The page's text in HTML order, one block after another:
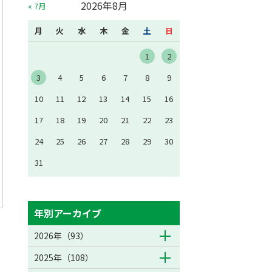
2026年8月
月 火 水 木 金 土 日
1
2
3
4 5 6 7 8
9
10
11 12 13 14 15
16
17
18 19 20 21 22
23
24
25 26 27 28 29
30
31
« 7月
年別アーカイブ
2026年（93）
2025年（108）